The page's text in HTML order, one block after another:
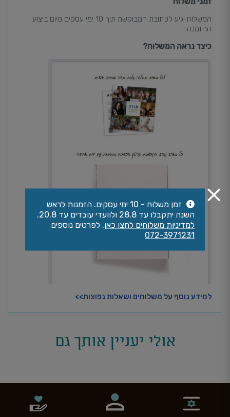
המשלוח יגיע לכתובת המבוקשת תוך 10 ימי עסקים מיום ביצוע
ההזמנה
כיצד נראה המשלוח?
למידע נוסף על משלוחים ושאלות נפוצות>>
אולי יעניין אותך גם
זמן משלוח - 10 ימי עסקים. הזמנות לראש
השנה יתקבלו עד 28.8 ולוועדי עובדים עד 20.8.
למדיניות משלוחים לחצו כאן. לפרטים נוספים
072-3971231